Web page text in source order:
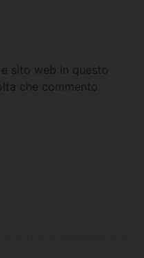
sito web in questo
che commento.